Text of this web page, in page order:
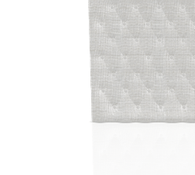
tapete